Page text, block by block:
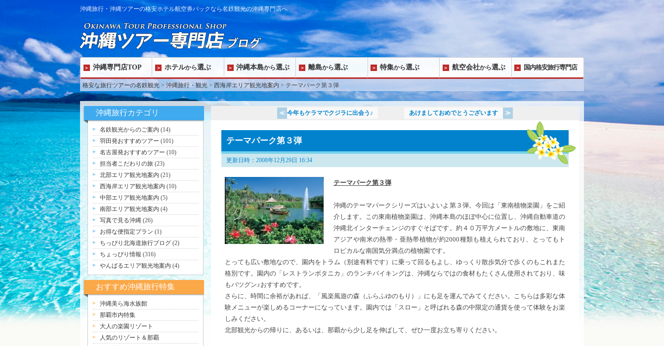
沖縄旅行・沖縄ツアーの格安ホテル航空券パックなら名鉄観光の沖縄専門店へ
沖縄専門店TOP ホテルから選ぶ 沖縄本島から選ぶ 離島から選ぶ 特集から選ぶ 航空会社から選ぶ 国内格安旅行専門店
格安な旅行ツアーの名鉄観光 > 沖縄旅行・観光 > 西海岸エリア観光地案内 > テーマパーク第３弾
今年もケラマでクジラに出会う♪ あけましておめでとうございます
テーマパーク第３弾
更新日時：2008年12月29日 16:34
テーマパーク第３弾
沖縄のテーマパークシリーズはいよいよ第３弾。今回は「東南植物楽園」をご紹
介します。この東南植物楽園は、沖縄本島のほぼ中心に位置し、沖縄自動車道の
沖縄北インターチェンジのすぐそばです。約４０万平方メートルの敷地に、東南
アジアや南米の熱帯・亜熱帯植物が約2000種類も植えられており、とってもト
ロピカルな南国気分満点の植物園です。
とっても広い敷地なので、園内をトラム（別途有料です）に乗って回るもよし、ゆっくり散歩気分で歩くのもこれまた
格別です。園内の「レストランボタニカ」のランチバイキングは、沖縄ならではの食材もたくさん使用されており、味
もバツグン♪おすすめです。
さらに、時間に余裕があれば、「風楽風遊の森（ふらふゆのもり）」にも足を運んでみてください。こちらは多彩な体
験メニューが楽しめるコーナーになっています。園内では「スロー」と呼ばれる森の中限定の通貨を使って体験をお楽
しみください。
北部観光からの帰りに、あるいは、那覇から少し足を伸ばして、ぜひ一度お立ち寄りください。
沖縄旅行カテゴリ
名鉄観光からのご案内 (14)
羽田発おすすめツアー (101)
名古屋発おすすめツアー (10)
担当者こだわりの旅 (23)
北部エリア観光地案内 (21)
西海岸エリア観光地案内 (10)
中部エリア観光地案内 (5)
南部エリア観光地案内 (4)
写真で見る沖縄(26)
お得な便指定プラン (1)
ちっぴり北海道旅行ブログ(2)
ちょっぴり情報 (316)
やんばるエリア観光地案内 (4)
おすすめ沖縄旅行特集
沖縄美ら海水族館
那覇市内特集
大人の楽園リゾート
人気のリゾート＆那覇